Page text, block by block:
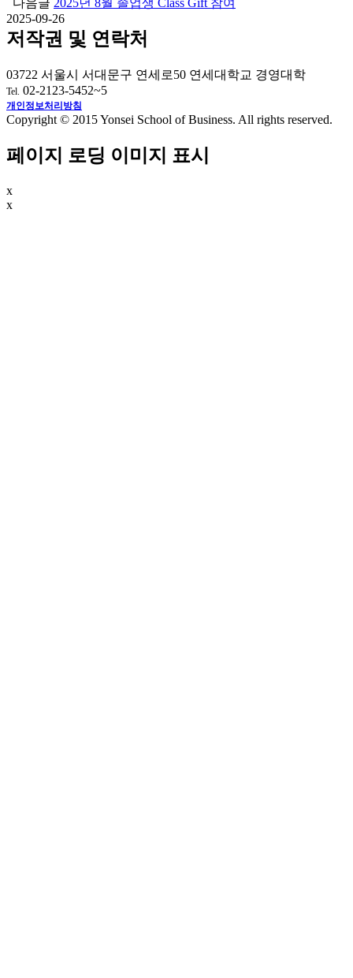
다음글 2025년 8월 졸업생 Class Gift 참여
2025-09-26
저작권 및 연락처
03722 서울시 서대문구 연세로50 연세대학교 경영대학
Tel. 02-2123-5452~5
개인정보처리방침
Copyright © 2015 Yonsei School of Business. All rights reserved.
페이지 로딩 이미지 표시
x
x